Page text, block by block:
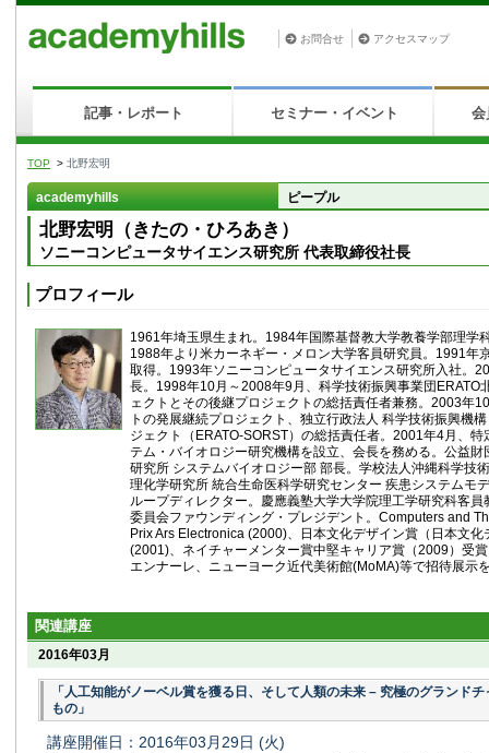
お問合せ アクセスマップ
記事・レポート セミナー・イベント 会
TOP > 北野宏明
academyhills ピープル
北野宏明（きたの・ひろあき）
ソニーコンピュータサイエンス研究所 代表取締役社長
プロフィール
1961年埼玉県生まれ。1984年国際基督教大学教養学部理学
1988年より米カーネギー・メロン大学客員研究員。1991年
取得。1993年ソニーコンピュータサイエンス研究所入社。
長。1998年10月～2008年9月、科学技術振興事業団ERATO
ェクトとその後継プロジェクトの総括責任者兼務。2003年
トの発展継続プロジェクト、独立行政法人 科学技術振興機
ジェクト（ERATO-SORST）の総括責任者。2001年4月、特
テム・バイオロジー研究機構を設立、会長を務める。公益財
研究所 システムバイオロジー部 部長。学校法人沖縄科学技
理化学研究所 統合生命医科学研究センター 疾患システムモ
ループディレクター。慶應義塾大学大学院理工学研究科客
委員会ファウンディング・プレジデント。Computers and
Prix Ars Electronica (2000)、日本文化デザイン賞（日本文化
(2001)、ネイチャーメンター賞中堅キャリア賞（2009）受
エンナーレ、ニューヨーク近代美術館(MoMA)等で招待展示
関連講座
2016年03月
「人工知能がノーベル賞を獲る日、そして人類の未来 – 究極のグランド
もの」
講座開催日：2016年03月29日 (火)